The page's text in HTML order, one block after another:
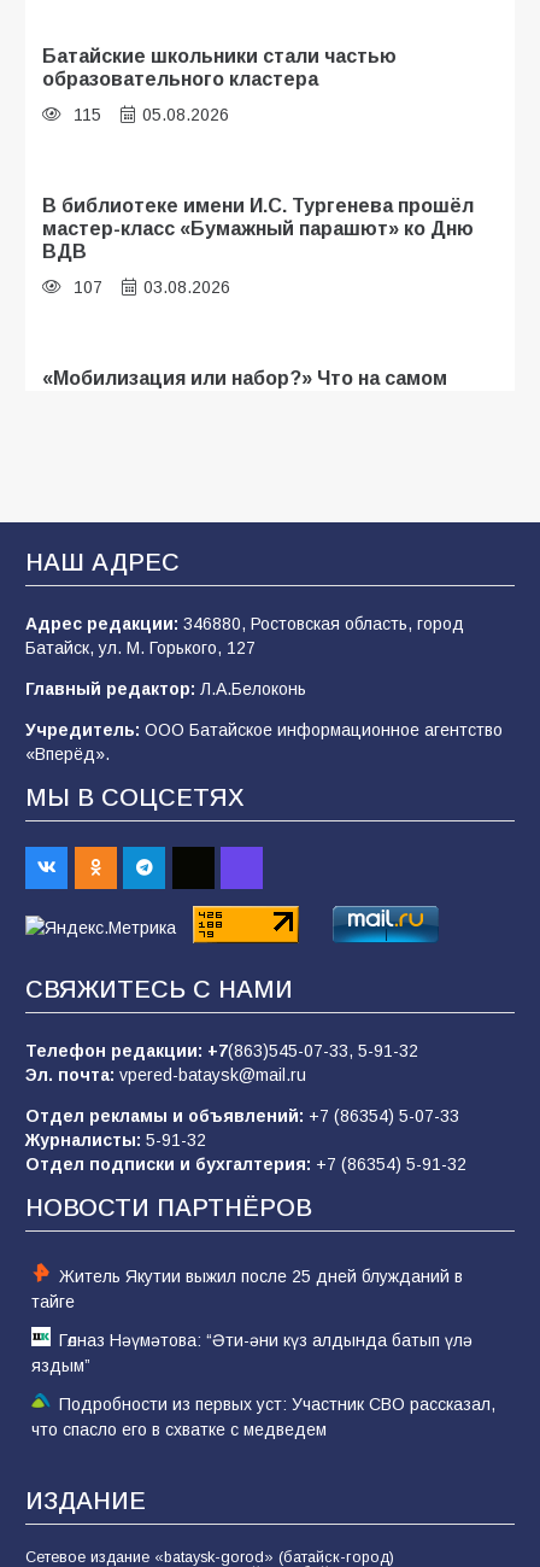
Батайские школьники стали частью
образовательного кластера
115 05.08.2026
В библиотеке имени И.С. Тургенева прошёл
мастер-класс «Бумажный парашют» ко Дню
ВДВ
107 03.08.2026
«Мобилизация или набор?» Что на самом
В Батайске продолжаются дорожные работы
103 04.08.2026
после выборов: в Госдуме дали ответ
103 06.08.2026
В детском саду № 35 дети освоили
строительные профессии в ходе
спортивного праздника
07.08.2026
«Слухами Москву не возьмёшь»: почему
заявления Киева о мобилизации — это
отчаяние, а не разведка
83 02.08.2026
Командовал боем до последнего: герой
60 05.08.2026
НАШ АДРЕС
Адрес редакции: 346880, Ростовская область, город
Батайск, ул. М. Горького, 127
Главный редактор: Л.А.Белоконь
Учредитель: ООО Батайское информационное агентство
«Вперёд».
МЫ В СОЦСЕТЯХ
СВЯЖИТЕСЬ С НАМИ
Телефон редакции: +7(863)545-07-33, 5-91-32
Эл. почта: vpered-bataysk@mail.ru
Отдел рекламы и объявлений: +7 (86354) 5-07-33
Журналисты: 5-91-32
Отдел подписки и бухгалтерия: +7 (86354) 5-91-32
НОВОСТИ ПАРТНЁРОВ
Житель Якутии выжил после 25 дней блужданий в
тайге
Гөлназ Нәүмәтова: “Әти-әни күз алдында батып үлә
яздым”
Подробности из первых уст: Участник СВО рассказал,
что спасло его в схватке с медведем
ИЗДАНИЕ
Сетевое издание «bataysk-gorod» (батайск-город)